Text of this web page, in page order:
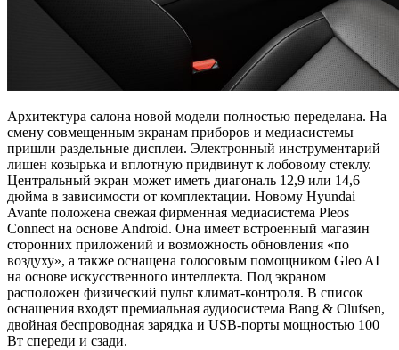
Архитектура салона новой модели полностью переделана. На
смену совмещенным экранам приборов и медиасистемы
пришли раздельные дисплеи. Электронный инструментарий
лишен козырька и вплотную придвинут к лобовому стеклу.
Центральный экран может иметь диагональ 12,9 или 14,6
дюйма в зависимости от комплектации. Новому Hyundai
Avante положена свежая фирменная медиасистема Pleos
Connect на основе Android. Она имеет встроенный магазин
сторонних приложений и возможность обновления «по
воздуху», а также оснащена голосовым помощником Gleo AI
на основе искусственного интеллекта. Под экраном
расположен физический пульт климат-контроля. В список
оснащения входят премиальная аудиосистема Bang & Olufsen,
двойная беспроводная зарядка и USB-порты мощностью 100
Вт спереди и сзади.